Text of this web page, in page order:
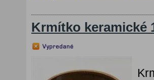
Krmítko keramické